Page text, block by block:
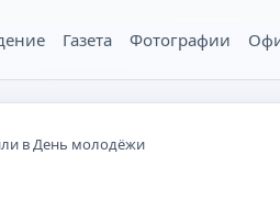
Газета Фотографии
в День молодёжи